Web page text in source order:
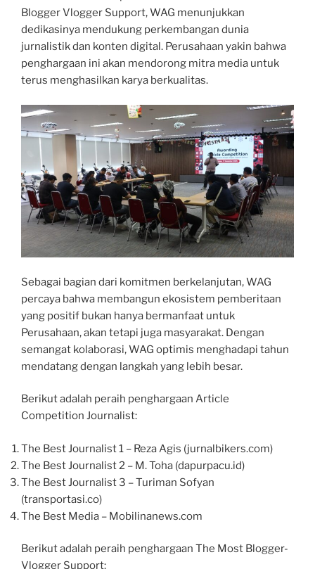
Blogger Vlogger Support, WAG menunjukkan
dedikasinya mendukung perkembangan dunia
jurnalistik dan konten digital. Perusahaan yakin bahwa
penghargaan ini akan mendorong mitra media untuk
terus menghasilkan karya berkualitas.
Sebagai bagian dari komitmen berkelanjutan, WAG
percaya bahwa membangun ekosistem pemberitaan
yang positif bukan hanya bermanfaat untuk
Perusahaan, akan tetapi juga masyarakat. Dengan
semangat kolaborasi, WAG optimis menghadapi tahun
mendatang dengan langkah yang lebih besar.
Berikut adalah peraih penghargaan Article
Competition Journalist:
The Best Journalist 1 – Reza Agis (jurnalbikers.com)
The Best Journalist 2 – M. Toha (dapurpacu.id)
The Best Journalist 3 – Turiman Sofyan
(transportasi.co)
The Best Media – Mobilinanews.com
Berikut adalah peraih penghargaan The Most Blogger-
Vlogger Support: